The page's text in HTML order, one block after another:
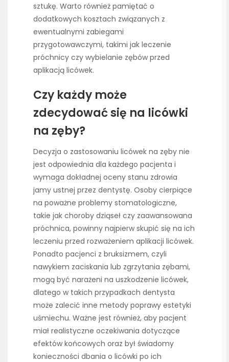
sztukę. Warto również pamiętać o
dodatkowych kosztach związanych z
ewentualnymi zabiegami
przygotowawczymi, takimi jak leczenie
próchnicy czy wybielanie zębów przed
aplikacją licówek.
Czy każdy może
zdecydować się na licówki
na zęby?
Decyzja o zastosowaniu licówek na zęby nie
jest odpowiednia dla każdego pacjenta i
wymaga dokładnej oceny stanu zdrowia
jamy ustnej przez dentystę. Osoby cierpiące
na poważne problemy stomatologiczne,
takie jak choroby dziąseł czy zaawansowana
próchnica, powinny najpierw skupić się na ich
leczeniu przed rozważeniem aplikacji licówek.
Ponadto pacjenci z bruksizmem, czyli
nawykiem zaciskania lub zgrzytania zębami,
mogą być narażeni na uszkodzenie licówek,
dlatego w takich przypadkach dentysta
może zalecić inne metody poprawy estetyki
uśmiechu. Ważne jest również, aby pacjent
miał realistyczne oczekiwania dotyczące
efektów końcowych oraz był świadomy
konieczności dbania o licówki po ich